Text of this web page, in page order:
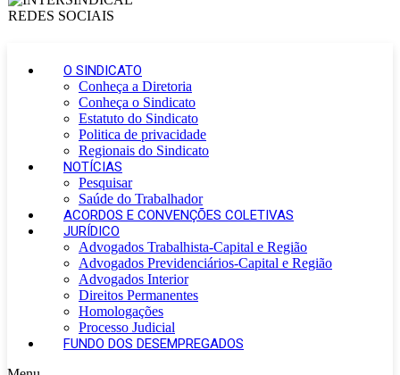
O SINDICATO
Conheça a Diretoria
Conheça o Sindicato
Estatuto do Sindicato
Politica de privacidade
Regionais do Sindicato
NOTÍCIAS
Pesquisar
Saúde do Trabalhador
ACORDOS E CONVENÇÕES COLETIVAS
JURÍDICO
Advogados Trabalhista-Capital e Região
Advogados Previdenciários-Capital e Região
Advogados Interior
Direitos Permanentes
Homologações
Processo Judicial
FUNDO DOS DESEMPREGADOS